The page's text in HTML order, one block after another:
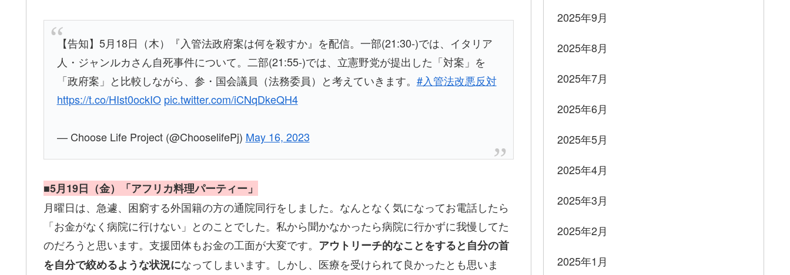
【告知】5月18日（木）『入管法政府案は何を殺すか』を配信。一部(21:30-)では、イタリア
人・ジャンルカさん自死事件について。二部(21:55-)では、立憲野党が提出した「対案」を
「政府案」と比較しながら、参・国会議員（法務委員）と考えていきます。 #入管法改悪反対
https://t.co/HIst0ockIO pic.twitter.com/iCNqDkeQH4
— Choose Life Project (@ChooselifePj) May 16, 2023
■5月19日（金）「アフリカ料理パーティー」
月曜日は、急遽、困窮する外国籍の方の通院同行をしました。なんとなく気になってお電話したら
「お金がなく病院に行けない」とのことでした。私から聞かなかったら病院に行かずに我慢してた
のだろうと思います。支援団体もお金の工面が大変です。 アウトリーチ的なことをすると自分の首
を自分で絞めるような状況になってしまいます。しかし、医療を受けられて良かったとも思いま
2025年9月
2025年8月
2025年7月
2025年6月
2025年5月
2025年4月
2025年3月
2025年2月
2025年1月